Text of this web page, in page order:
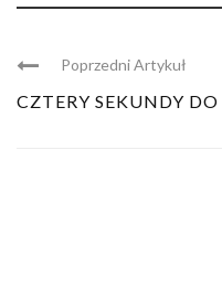
Poprzedni Artykuł
CZTERY SEKUNDY